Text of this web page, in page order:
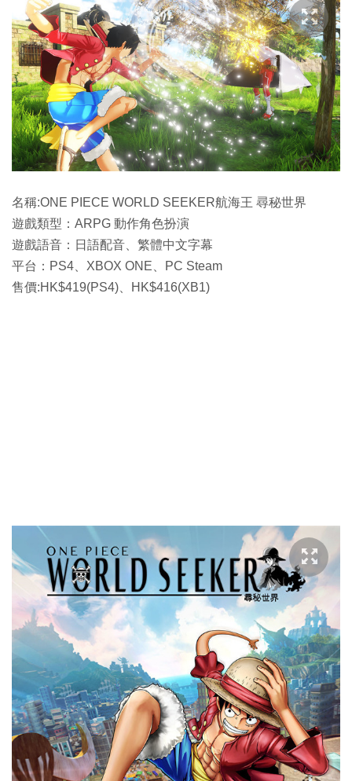
名稱:ONE PIECE WORLD SEEKER航海王 尋秘世界
遊戲類型：ARPG 動作角色扮演
遊戲語音：日語配音、繁體中文字幕
平台：PS4、XBOX ONE、PC Steam
售價:HK$419(PS4)、HK$416(XB1)